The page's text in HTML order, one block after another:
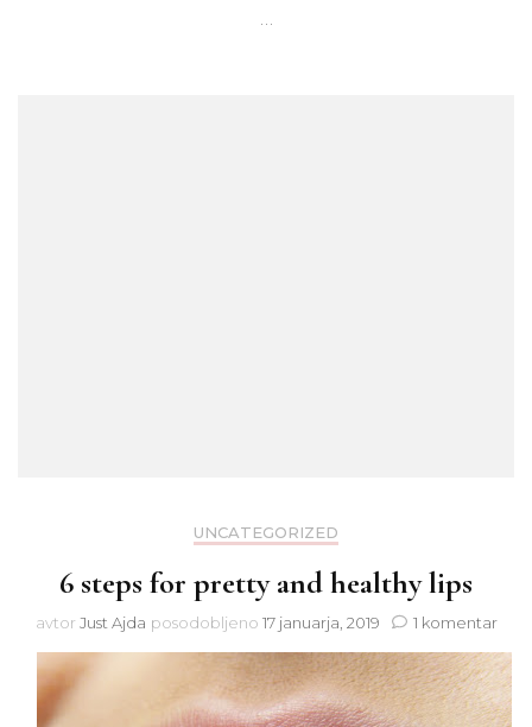
…
UNCATEGORIZED
6 steps for pretty and healthy lips
avtor Just Ajda posodobljeno 17 januarja, 2019 1 komentarna
for